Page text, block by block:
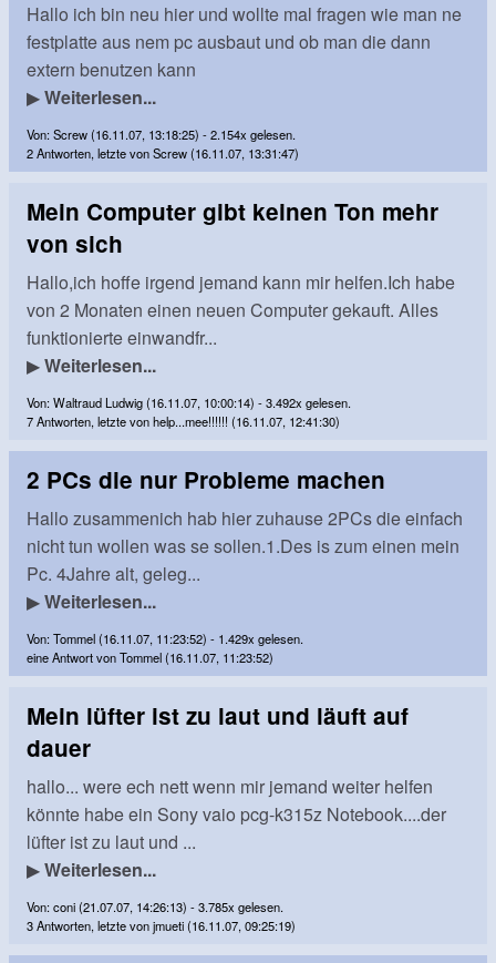
Hallo ich bin neu hier und wollte mal fragen wie man ne
festplatte aus nem pc ausbaut und ob man die dann
extern benutzen kann
▶Weiterlesen...
Von: Screw (16.11.07, 13:18:25) - 2.154x gelesen.
2 Antworten, letzte von Screw (16.11.07, 13:31:47)
Mein Computer gibt keinen Ton mehr
von sich
Hallo,ich hoffe irgend jemand kann mir helfen.Ich habe
von 2 Monaten einen neuen Computer gekauft. Alles
funktionierte einwandfr...
▶Weiterlesen...
Von: Waltraud Ludwig (16.11.07, 10:00:14) - 3.492x gelesen.
7 Antworten, letzte von help...mee!!!!!! (16.11.07, 12:41:30)
2 PCs die nur Probleme machen
Hallo zusammenich hab hier zuhause 2PCs die einfach
nicht tun wollen was se sollen.1.Des is zum einen mein
Pc. 4Jahre alt, geleg...
▶Weiterlesen...
Von: Tommel (16.11.07, 11:23:52) - 1.429x gelesen.
eine Antwort von Tommel (16.11.07, 11:23:52)
Mein lüfter ist zu laut und läuft auf
dauer
hallo... were ech nett wenn mir jemand weiter helfen
könnte habe ein Sony vaio pcg-k315z Notebook....der
lüfter ist zu laut und ...
▶Weiterlesen...
Von: coni (21.07.07, 14:26:13) - 3.785x gelesen.
3 Antworten, letzte von jmueti (16.11.07, 09:25:19)